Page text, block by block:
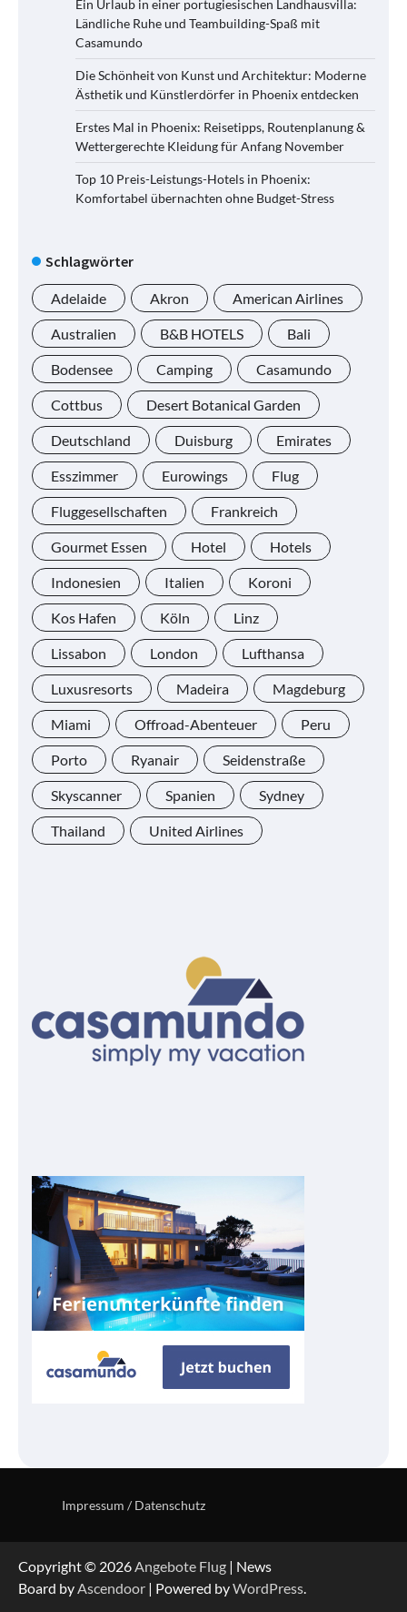
Ein Urlaub in einer portugiesischen Landhausvilla:
Ländliche Ruhe und Teambuilding-Spaß mit
Casamundo
Die Schönheit von Kunst und Architektur: Moderne
Ästhetik und Künstlerdörfer in Phoenix entdecken
Erstes Mal in Phoenix: Reisetipps, Routenplanung &
Wettergerechte Kleidung für Anfang November
Top 10 Preis-Leistungs-Hotels in Phoenix:
Komfortabel übernachten ohne Budget-Stress
Schlagwörter
Adelaide Akron American Airlines
Australien B&B HOTELS Bali
Bodensee Camping Casamundo
Cottbus Desert Botanical Garden
Deutschland Duisburg Emirates
Esszimmer Eurowings Flug
Fluggesellschaften Frankreich
Gourmet Essen Hotel Hotels
Indonesien Italien Koroni
Kos Hafen Köln Linz
Lissabon London Lufthansa
Luxusresorts Madeira Magdeburg
Miami Offroad-Abenteuer Peru
Porto Ryanair Seidenstraße
Skyscanner Spanien Sydney
Thailand United Airlines
Impressum / Datenschutz
Copyright © 2026Angebote Flug | News
Board byAscendoor | Powered byWordPress.